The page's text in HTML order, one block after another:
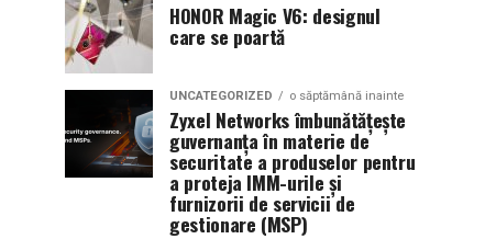
HONOR Magic V6: designul
care se poartă
UNCATEGORIZED o săptămână inainte
Zyxel Networks îmbunătățește
guvernanța în materie de
securitate a produselor pentru
a proteja IMM-urile și
furnizorii de servicii de
gestionare (MSP)